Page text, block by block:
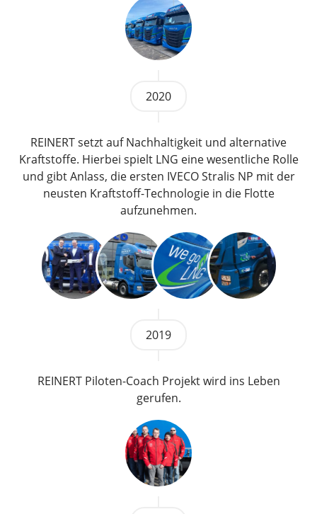
2020
REINERT setzt auf Nachhaltigkeit und alternative
Kraftstoffe. Hierbei spielt LNG eine wesentliche Rolle
und gibt Anlass, die ersten IVECO Stralis NP mit der
neusten Kraftstoff-Technologie in die Flotte
aufzunehmen.
2019
REINERT Piloten-Coach Projekt wird ins Leben
gerufen.